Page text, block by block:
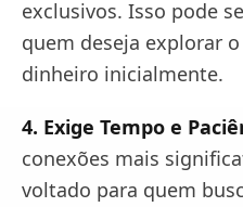
exclusivos. Isso pode
quem deseja explorar
dinheiro inicialmente.
4. Exige Tempo e
conexões mais
voltado para quem